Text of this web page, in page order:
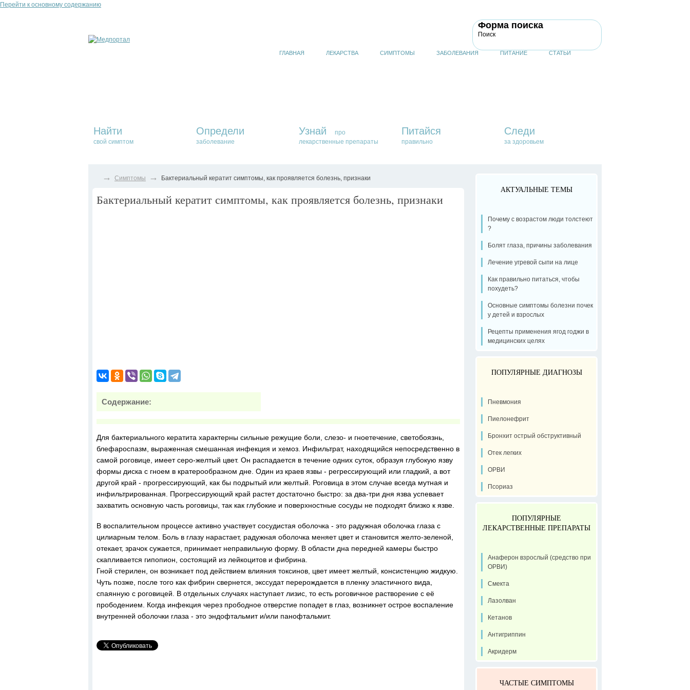
Перейти к основному содержанию
Форма поиска
Поиск
ГЛАВНАЯ ЛЕКАРСТВА СИМПТОМЫ ЗАБОЛЕВАНИЯ ПИТАНИЕ СТАТЬИ
Найти
свой симптом
Определи
заболевание
Узнай
про
лекарственные препараты
Питайся
правильно
Следи
за здоровьем
→ Симптомы → Бактериальный кератит симптомы, как проявляется болезнь, признаки
Бактериальный кератит симптомы, как проявляется болезнь, признаки
Содержание:
Для бактериального кератита характерны сильные режущие боли, слезо- и гноетечение, светобоязнь,
блефароспазм, выраженная смешанная инфекция и хемоз. Инфильтрат, находящийся непосредственно в
самой роговице, имеет серо-желтый цвет. Он распадается в течение одних суток, образуя глубокую язву
формы диска с гноем в кратерообразном дне. Один из краев язвы - регрессирующий или гладкий, а вот
другой край - прогрессирующий, как бы подрытый или желтый. Роговица в этом случае всегда мутная и
инфильтрированная. Прогрессирующий край растет достаточно быстро: за два-три дня язва успевает
захватить основную часть роговицы, так как глубокие и поверхностные сосуды не подходят близко к язве.
В воспалительном процессе активно участвует сосудистая оболочка - это радужная оболочка глаза с
цилиарным телом. Боль в глазу нарастает, радужная оболочка меняет цвет и становится желто-зеленой,
отекает, зрачок сужается, принимает неправильную форму. В области дна передней камеры быстро
скапливается гипопион, состоящий из лейкоцитов и фибрина.
Гной стерилен, он возникает под действием влияния токсинов, цвет имеет желтый, консистенцию жидкую.
Чуть позже, после того как фибрин свернется, экссудат перерождается в пленку эластичного вида,
спаянную с роговицей. В отдельных случаях наступает лизис, то есть роговичное растворение с её
прободением. Когда инфекция через прободное отверстие попадет в глаз, возникнет острое воспаление
внутренней оболочки глаза - это эндофтальмит и/или панофтальмит.
АКТУАЛЬНЫЕ ТЕМЫ
Почему с возрастом люди толстеют
?
Болят глаза, причины заболевания
Лечение угревой сыпи на лице
Как правильно питаться, чтобы
похудеть?
Основные симптомы болезни почек
у детей и взрослых
Рецепты применения ягод годжи в
медицинских целях
ПОПУЛЯРНЫЕ ДИАГНОЗЫ
Пневмония
Пиелонефрит
Бронхит острый обструктивный
Отек легких
ОРВИ
Псориаз
ПОПУЛЯРНЫЕ
ЛЕКАРСТВЕННЫЕ ПРЕПАРАТЫ
Анаферон взрослый (средство при
ОРВИ)
Смекта
Лазолван
Кетанов
Антигриппин
Акридерм
ЧАСТЫЕ СИМПТОМЫ